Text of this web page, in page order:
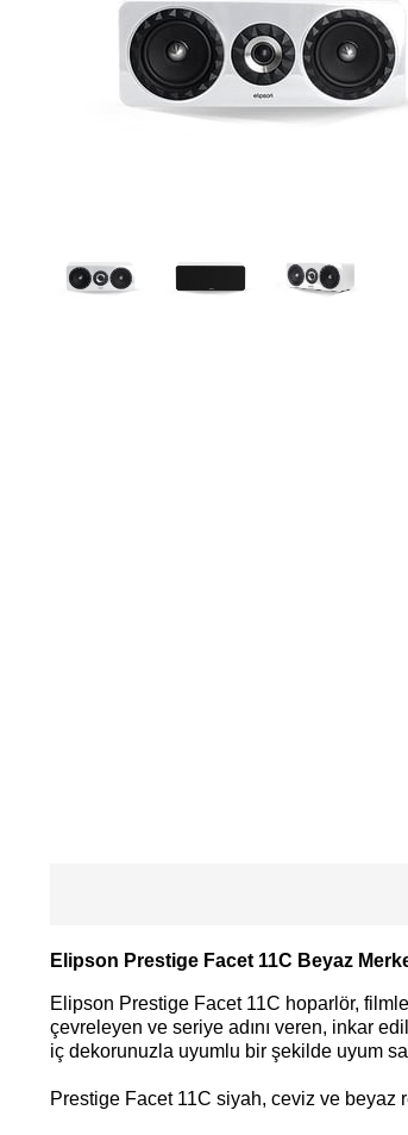
Elipson Prestige Facet 11C Beyaz
Elipson Prestige Facet 11C hoparlör,
çevreleyen ve seriye adını veren, inkar
iç dekorunuzla uyumlu bir şekilde uyum
Prestige Facet 11C siyah, ceviz ve beyaz